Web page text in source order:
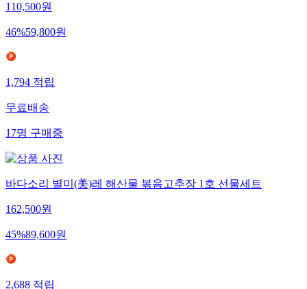
110,500원
46%59,800원
1,794적립
무료배송
17명구매중
바다소리 별미(美)레 해산물 볶음고추장 1호 선물세트
162,500원
45%89,600원